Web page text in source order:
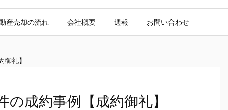
産売却の流れ 会社概要 週報 お問い合わせ
礼】
成約事例【成約御礼】